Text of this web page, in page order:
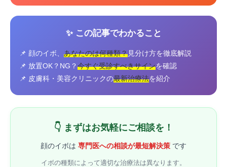
✨ この記事でわかること
📌 顔のイボ、 あなたのは何種類？見分け方を徹底解説
📌 放置OK？NG？ 今すぐ受診すべきサインを確認
📌 皮膚科・美容クリニックの最新治療法を紹介
👇 まずはお気軽にご相談を！
顔のイボは 専門医への相談が最短解決策 です
イボの種類によって適切な治療法は異なります。